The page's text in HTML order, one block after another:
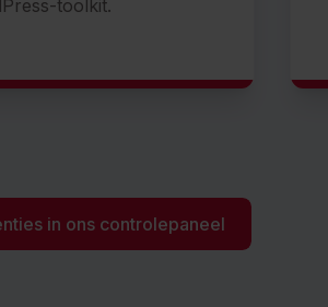
toolkit.
in ons controlepaneel